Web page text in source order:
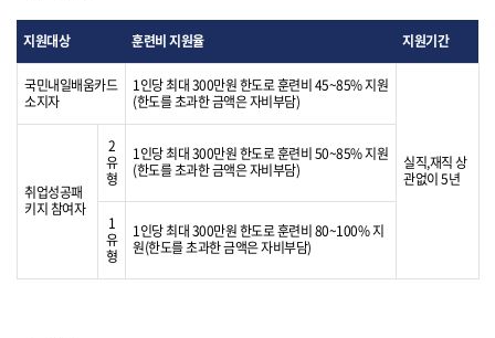
지원대상 훈련비 지원율 지원기간
국민내일배움카드
소지자
1인당 최대 300만원 한도로 훈련비 45~85% 지원
(한도를 초과한 금액은 자비부담)
실직,재직 상
관없이 5년
취업성공패
키지 참여자
2
유
형
1인당 최대 300만원 한도로 훈련비 50~85% 지원
(한도를 초과한 금액은 자비부담)
1
유
형
1인당 최대 300만원 한도로 훈련비 80~100% 지
원(한도를 초과한 금액은 자비부담)